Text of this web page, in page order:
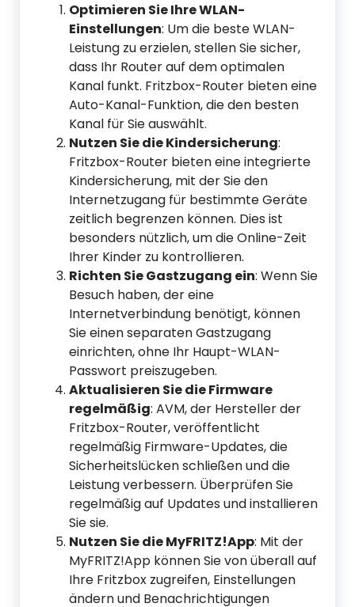
Optimieren Sie Ihre WLAN-
Einstellungen: Um die beste WLAN-
Leistung zu erzielen, stellen Sie sicher,
dass Ihr Router auf dem optimalen
Kanal funkt. Fritzbox-Router bieten eine
Auto-Kanal-Funktion, die den besten
Kanal für Sie auswählt.
Nutzen Sie die Kindersicherung:
Fritzbox-Router bieten eine integrierte
Kindersicherung, mit der Sie den
Internetzugang für bestimmte Geräte
zeitlich begrenzen können. Dies ist
besonders nützlich, um die Online-Zeit
Ihrer Kinder zu kontrollieren.
Richten Sie Gastzugang ein: Wenn Sie
Besuch haben, der eine
Internetverbindung benötigt, können
Sie einen separaten Gastzugang
einrichten, ohne Ihr Haupt-WLAN-
Passwort preiszugeben.
Aktualisieren Sie die Firmware
regelmäßig: AVM, der Hersteller der
Fritzbox-Router, veröffentlicht
regelmäßig Firmware-Updates, die
Sicherheitslücken schließen und die
Leistung verbessern. Überprüfen Sie
regelmäßig auf Updates und installieren
Sie sie.
Nutzen Sie die MyFRITZ!App: Mit der
MyFRITZ!App können Sie von überall auf
Ihre Fritzbox zugreifen, Einstellungen
ändern und Benachrichtigungen